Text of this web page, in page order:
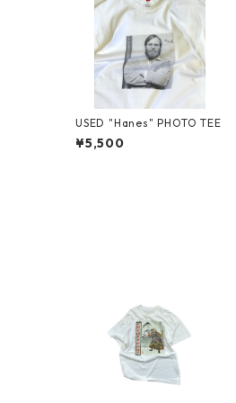
USED "Hanes" PHOTO TEE
¥5,500